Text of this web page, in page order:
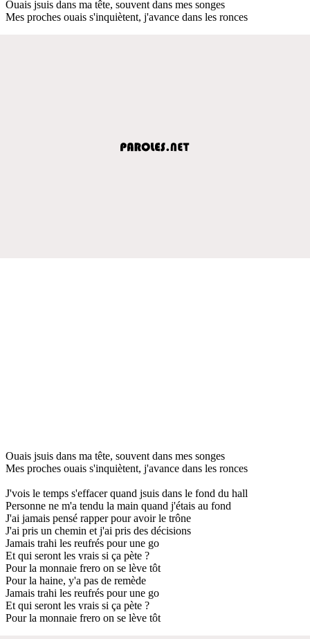
Ouais jsuis dans ma tête, souvent dans mes songes
Mes proches ouais s'inquiètent, j'avance dans les ronces
Ouais jsuis dans ma tête, souvent dans mes songes
Mes proches ouais s'inquiètent, j'avance dans les ronces
J'vois le temps s'effacer quand jsuis dans le fond du hall
Personne ne m'a tendu la main quand j'étais au fond
J'ai jamais pensé rapper pour avoir le trône
J'ai pris un chemin et j'ai pris des décisions
Jamais trahi les reufrés pour une go
Et qui seront les vrais si ça pète ?
Pour la monnaie frero on se lève tôt
Pour la haine, y'a pas de remède
Jamais trahi les reufrés pour une go
Et qui seront les vrais si ça pète ?
Pour la monnaie frero on se lève tôt